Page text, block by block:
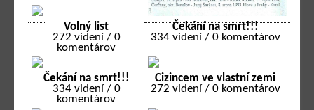
Volný list
272 videní / 0
komentárov
Čekání na smrt!!!
334 videní / 0 komentárov
Čekání na smrt!!!
334 videní / 0
komentárov
Cizincem ve vlastní zemi
272 videní / 0 komentárov